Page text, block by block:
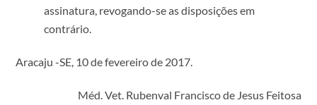
assinatura, revogando-se as disposições em
contrário.
Aracaju -SE, 10 de fevereiro de 2017.
Méd. Vet. Rubenval Francisco de Jesus Feitosa